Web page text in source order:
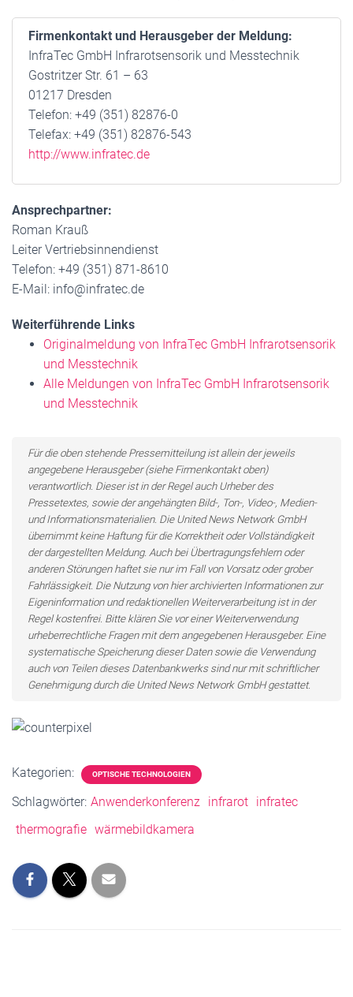
Firmenkontakt und Herausgeber der Meldung:
InfraTec GmbH Infrarotsensorik und Messtechnik
Gostritzer Str. 61 – 63
01217 Dresden
Telefon: +49 (351) 82876-0
Telefax: +49 (351) 82876-543
http://www.infratec.de
Ansprechpartner:
Roman Krauß
Leiter Vertriebsinnendienst
Telefon: +49 (351) 871-8610
E-Mail: info@infratec.de
Weiterführende Links
Originalmeldung von InfraTec GmbH Infrarotsensorik
und Messtechnik
Alle Meldungen von InfraTec GmbH Infrarotsensorik
und Messtechnik
Für die oben stehende Pressemitteilung ist allein der jeweils
angegebene Herausgeber (siehe Firmenkontakt oben)
verantwortlich. Dieser ist in der Regel auch Urheber des
Pressetextes, sowie der angehängten Bild-, Ton-, Video-, Medien-
und Informationsmaterialien. Die United News Network GmbH
übernimmt keine Haftung für die Korrektheit oder Vollständigkeit
der dargestellten Meldung. Auch bei Übertragungsfehlern oder
anderen Störungen haftet sie nur im Fall von Vorsatz oder grober
Fahrlässigkeit. Die Nutzung von hier archivierten Informationen zur
Eigeninformation und redaktionellen Weiterverarbeitung ist in der
Regel kostenfrei. Bitte klären Sie vor einer Weiterverwendung
urheberrechtliche Fragen mit dem angegebenen Herausgeber. Eine
systematische Speicherung dieser Daten sowie die Verwendung
auch von Teilen dieses Datenbankwerks sind nur mit schriftlicher
Genehmigung durch die United News Network GmbH gestattet.
Kategorien: OPTISCHE TECHNOLOGIEN
Schlagwörter: Anwenderkonferenz infrarot infratec
thermografie wärmebildkamera